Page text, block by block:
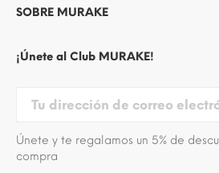
SOBRE MURAKE
¡Únete al Club MURAKE!
Únete y te regalamos un 5% de
compra